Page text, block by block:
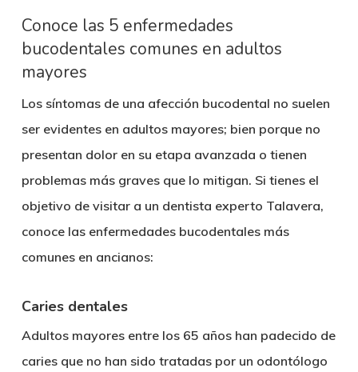
Conoce las 5 enfermedades
bucodentales comunes en adultos
mayores
Los síntomas de una afección bucodental no suelen
ser evidentes en adultos mayores; bien porque no
presentan dolor en su etapa avanzada o tienen
problemas más graves que lo mitigan. Si tienes el
objetivo de visitar a un dentista experto Talavera,
conoce las enfermedades bucodentales más
comunes en ancianos:
Caries dentales
Adultos mayores entre los 65 años han padecido de
caries que no han sido tratadas por un odontólogo